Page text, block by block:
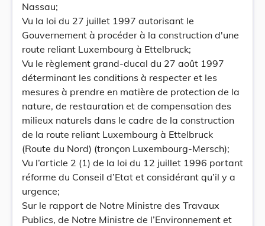
Nassau;
Vu la loi du 27 juillet 1997 autorisant le
Gouvernement à procéder à la construction d'une
route reliant Luxembourg à Ettelbruck;
Vu le règlement grand-ducal du 27 août 1997
déterminant les conditions à respecter et les
mesures à prendre en matière de protection de la
nature, de restauration et de compensation des
milieux naturels dans le cadre de la construction
de la route reliant Luxembourg à Ettelbruck
(Route du Nord) (tronçon Luxembourg-Mersch);
Vu l’article 2 (1) de la loi du 12 juillet 1996 portant
réforme du Conseil d’Etat et considérant qu’il y a
urgence;
Sur le rapport de Notre Ministre des Travaux
Publics, de Notre Ministre de l’Environnement et